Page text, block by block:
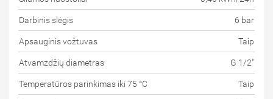
Darbinis slėgis 6 bar
Apsauginis vožtuvas Taip
Atvamzdžių diametras G 1/2"
Temperatūros parinkimas iki 75 °C Taip